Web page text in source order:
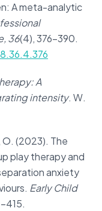
A meta-analytic
36(4), 376–390.
A
intensity. W.
O. (2023). The
play therapy and
anxiety
Early Child